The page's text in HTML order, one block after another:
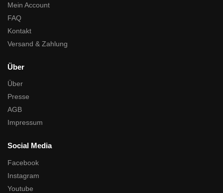
Mein Account
FAQ
Kontakt
Versand & Zahlung
Über
Über
Presse
AGB
Impressum
Social Media
Facebook
Instagram
Youtube